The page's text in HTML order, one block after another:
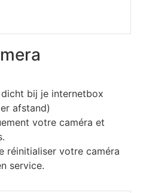
bij je internetbox
afstand)
vоtrе саmérа еt
réіnіtіаlіѕеr vоtrе саmérа
ѕеrvісе.